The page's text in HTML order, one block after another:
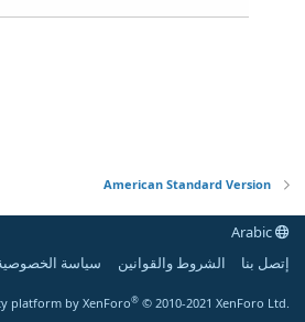
American Standard Version
إتصل بنا
الشروط والقوانين سياسة
platform by XenForo® © 2010-2021 XenForo Ltd.